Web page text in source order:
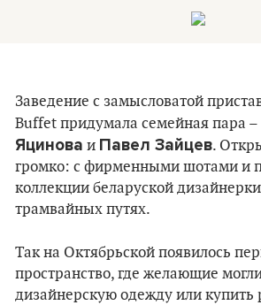
Заведение с замысловатой
Buffet придумала семейная пара –
Яцинова и Павел Зайцев.
громко: с фирменными шотами и
коллекции беларуской
трамвайных путях.
Так на Октябрьской появилось
пространство, где желающие
дизайнерскую одежду или купить